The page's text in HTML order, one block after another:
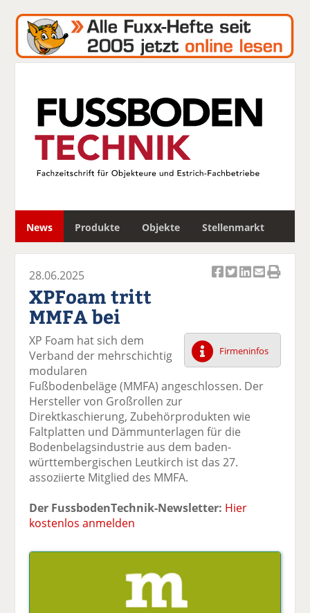
News Produkte Objekte Stellenmarkt
c
el
a
uf
ac
e
b
o
o
k
e
el
t
wi
er
el
a
uf
Li
n
k
e
di
n
el
p
er
m
el
D
ru
28.06.2025
XPFoam tritt
MMFA bei
Firmeninfos
XP Foam hat sich dem
Verband der mehrschichtig
modularen
Fußbodenbeläge (MMFA) angeschlossen. Der
Hersteller von Großrollen zur
Direktkaschierung, Zubehörprodukten wie
Faltplatten und Dämmunterlagen für die
Bodenbelagsindustrie aus dem baden-
württembergischen Leutkirch ist das 27.
assoziierte Mitglied des MMFA.
Der FussbodenTechnik-Newsletter: Hier
kostenlos anmelden